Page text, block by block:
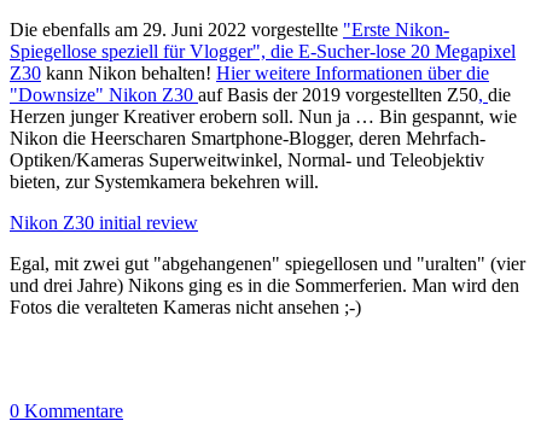
Die ebenfalls am 29. Juni 2022 vorgestellte "Erste Nikon-
Spiegellose speziell für Vlogger", die E-Sucher-lose 20 Megapixel
Z30 kann Nikon behalten! Hier weitere Informationen über die
"Downsize" Nikon Z30 auf Basis der 2019 vorgestellten Z50, die
Herzen junger Kreativer erobern soll. Nun ja … Bin gespannt, wie
Nikon die Heerscharen Smartphone-Blogger, deren Mehrfach-
Optiken/Kameras Superweitwinkel, Normal- und Teleobjektiv
bieten, zur Systemkamera bekehren will.
Nikon Z30 initial review
Egal, mit zwei gut "abgehangenen" spiegellosen und "uralten" (vier
und drei Jahre) Nikons ging es in die Sommerferien. Man wird den
Fotos die veralteten Kameras nicht ansehen ;-)
0 Kommentare